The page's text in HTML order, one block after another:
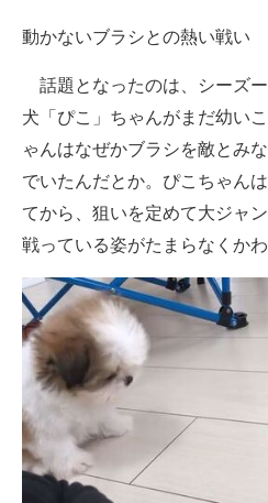
AI活用のいまが分かる
企業ITのトレンドを詳説
経営リーダーのコミュニティ
マーケ×ITの今がよく分かる
ITエンジニア向け専門サイト
企業向けIT製品の総合サイト
IT製品の技術・比較・事例
製造業のIT導入・活用を支援
モノづくり技術者専門サイト
動かないブラシとの熱い戦い
話題となったのは、シーズ
犬「ぴこ」ちゃんがまだ幼い
ゃんはなぜかブラシを敵とみ
でいたんだとか。ぴこちゃん
てから、狙いを定めて大ジャ
戦っている姿がたまらなくかわ